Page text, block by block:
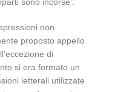
non
proposto appello
di
si era formato un
letterali utilizzate